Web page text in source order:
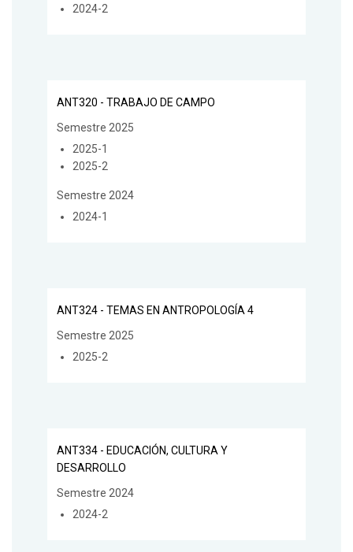
2024-2
ANT320 - TRABAJO DE CAMPO
Semestre 2025
2025-1
2025-2
Semestre 2024
2024-1
ANT324 - TEMAS EN ANTROPOLOGÍA 4
Semestre 2025
2025-2
ANT334 - EDUCACIÓN, CULTURA Y
DESARROLLO
Semestre 2024
2024-2